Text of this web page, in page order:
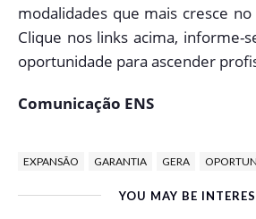
modalidades que mais cresce
Clique nos links acima, informe-
oportunidade para ascender
Comunicação ENS
EXPANSÃO GARANTIA GERA
YOU MAY BE